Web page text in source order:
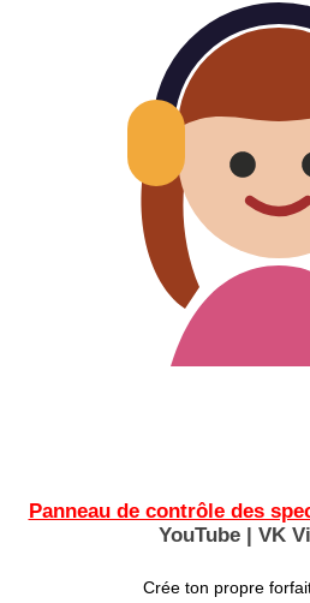
Panneau de contrôle des
YouTube | VK
Crée ton propre